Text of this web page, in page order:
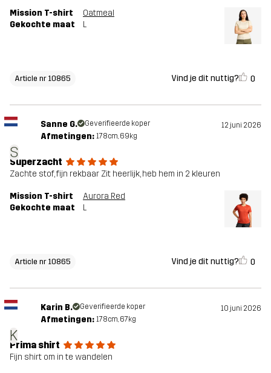
Mission T-shirt
Oatmeal
Gekochte maat
L
Article nr 10865 Vind je dit nuttig? 0
S
Sanne G. Geverifieerde koper 12 juni 2026
Afmetingen: 178cm, 69kg
Superzacht
Zachte stof, fijn rekbaar Zit heerlijk, heb hem in 2 kleuren
Mission T-shirt
Aurora Red
Gekochte maat
L
Article nr 10865 Vind je dit nuttig? 0
K
Karin B. Geverifieerde koper 10 juni 2026
Afmetingen: 178cm, 67kg
Prima shirt
Fijn shirt om in te wandelen